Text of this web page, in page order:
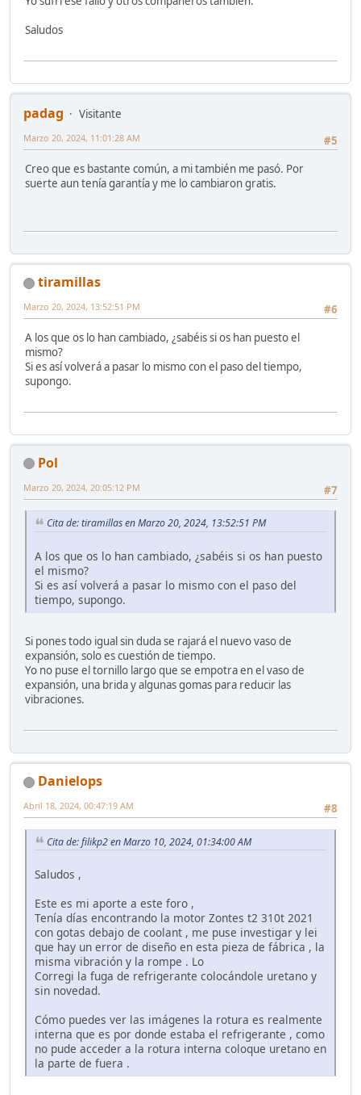
Saludos
padag
Visitante
#5
Marzo 20, 2024, 11:01:28 AM
Creo que es bastante común, a mi también me pasó. Por
suerte aun tenía garantía y me lo cambiaron gratis.
tiramillas
#6
Marzo 20, 2024, 13:52:51 PM
A los que os lo han cambiado, ¿sabéis si os han puesto el
mismo?
Si es así volverá a pasar lo mismo con el paso del tiempo,
supongo.
Pol
#7
Marzo 20, 2024, 20:05:12 PM
Cita de: tiramillas en Marzo 20, 2024, 13:52:51 PM
A los que os lo han cambiado, ¿sabéis si os han puesto
el mismo?
Si es así volverá a pasar lo mismo con el paso del
tiempo, supongo.
Si pones todo igual sin duda se rajará el nuevo vaso de
expansión, solo es cuestión de tiempo.
Yo no puse el tornillo largo que se empotra en el vaso de
expansión, una brida y algunas gomas para reducir las
vibraciones.
Danielops
#8
Abril 18, 2024, 00:47:19 AM
Cita de: filikp2 en Marzo 10, 2024, 01:34:00 AM
Saludos ,
Este es mi aporte a este foro ,
Tenía días encontrando la motor Zontes t2 310t 2021
con gotas debajo de coolant , me puse investigar y lei
que hay un error de diseño en esta pieza de fábrica , la
misma vibración y la rompe . Lo
Corregi la fuga de refrigerante colocándole uretano y
sin novedad.
Cómo puedes ver las imágenes la rotura es realmente
interna que es por donde estaba el refrigerante , como
no pude acceder a la rotura interna coloque uretano en
la parte de fuera .